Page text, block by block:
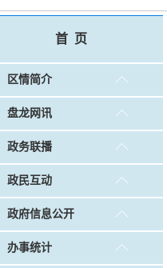
常见
调查征集 做好“六稳”工作 落
戴惠明调研辖区
盘龙区委2026年
戴惠明调研白沙
首 页
区情简介
盘龙网讯
政务联播
政民互动
政府信息公开
办事统计